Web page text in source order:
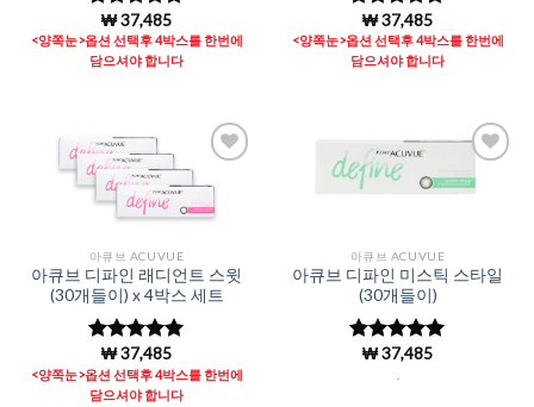
5 중에서
4.98로 평
가됨
₩37,485
<양쪽눈>옵션 선택후 4박스를 한번에
담으셔야 합니다
5 중에서
4.98로 평
가됨
₩37,485
<양쪽눈>옵션 선택후 4박스를 한번에
담으셔야 합니다
Wishlist
아큐브 ACUVUE
아큐브 디파인 래디언트 스윗
(30개들이) x 4박스 세트
5 중에서
4.98로 평
가됨
₩37,485
<양쪽눈>옵션 선택후 4박스를 한번에
담으셔야 합니다
Add to
Wishlist
아큐브 ACUVUE
아큐브 디파인 미스틱 스타일
(30개들이)
5 중에서
로 평
₩37,485